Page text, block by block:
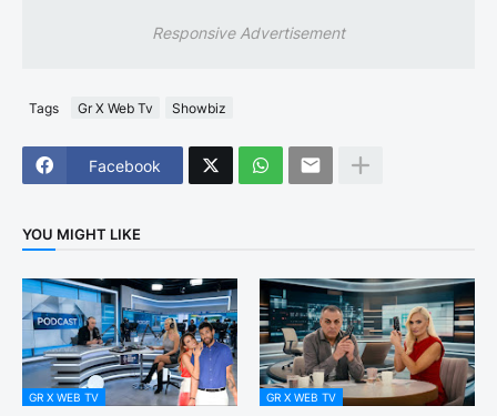
Responsive Advertisement
Tags Gr X Web Tv Showbiz
Facebook
YOU MIGHT LIKE
GR X WEB TV GR X WEB TV